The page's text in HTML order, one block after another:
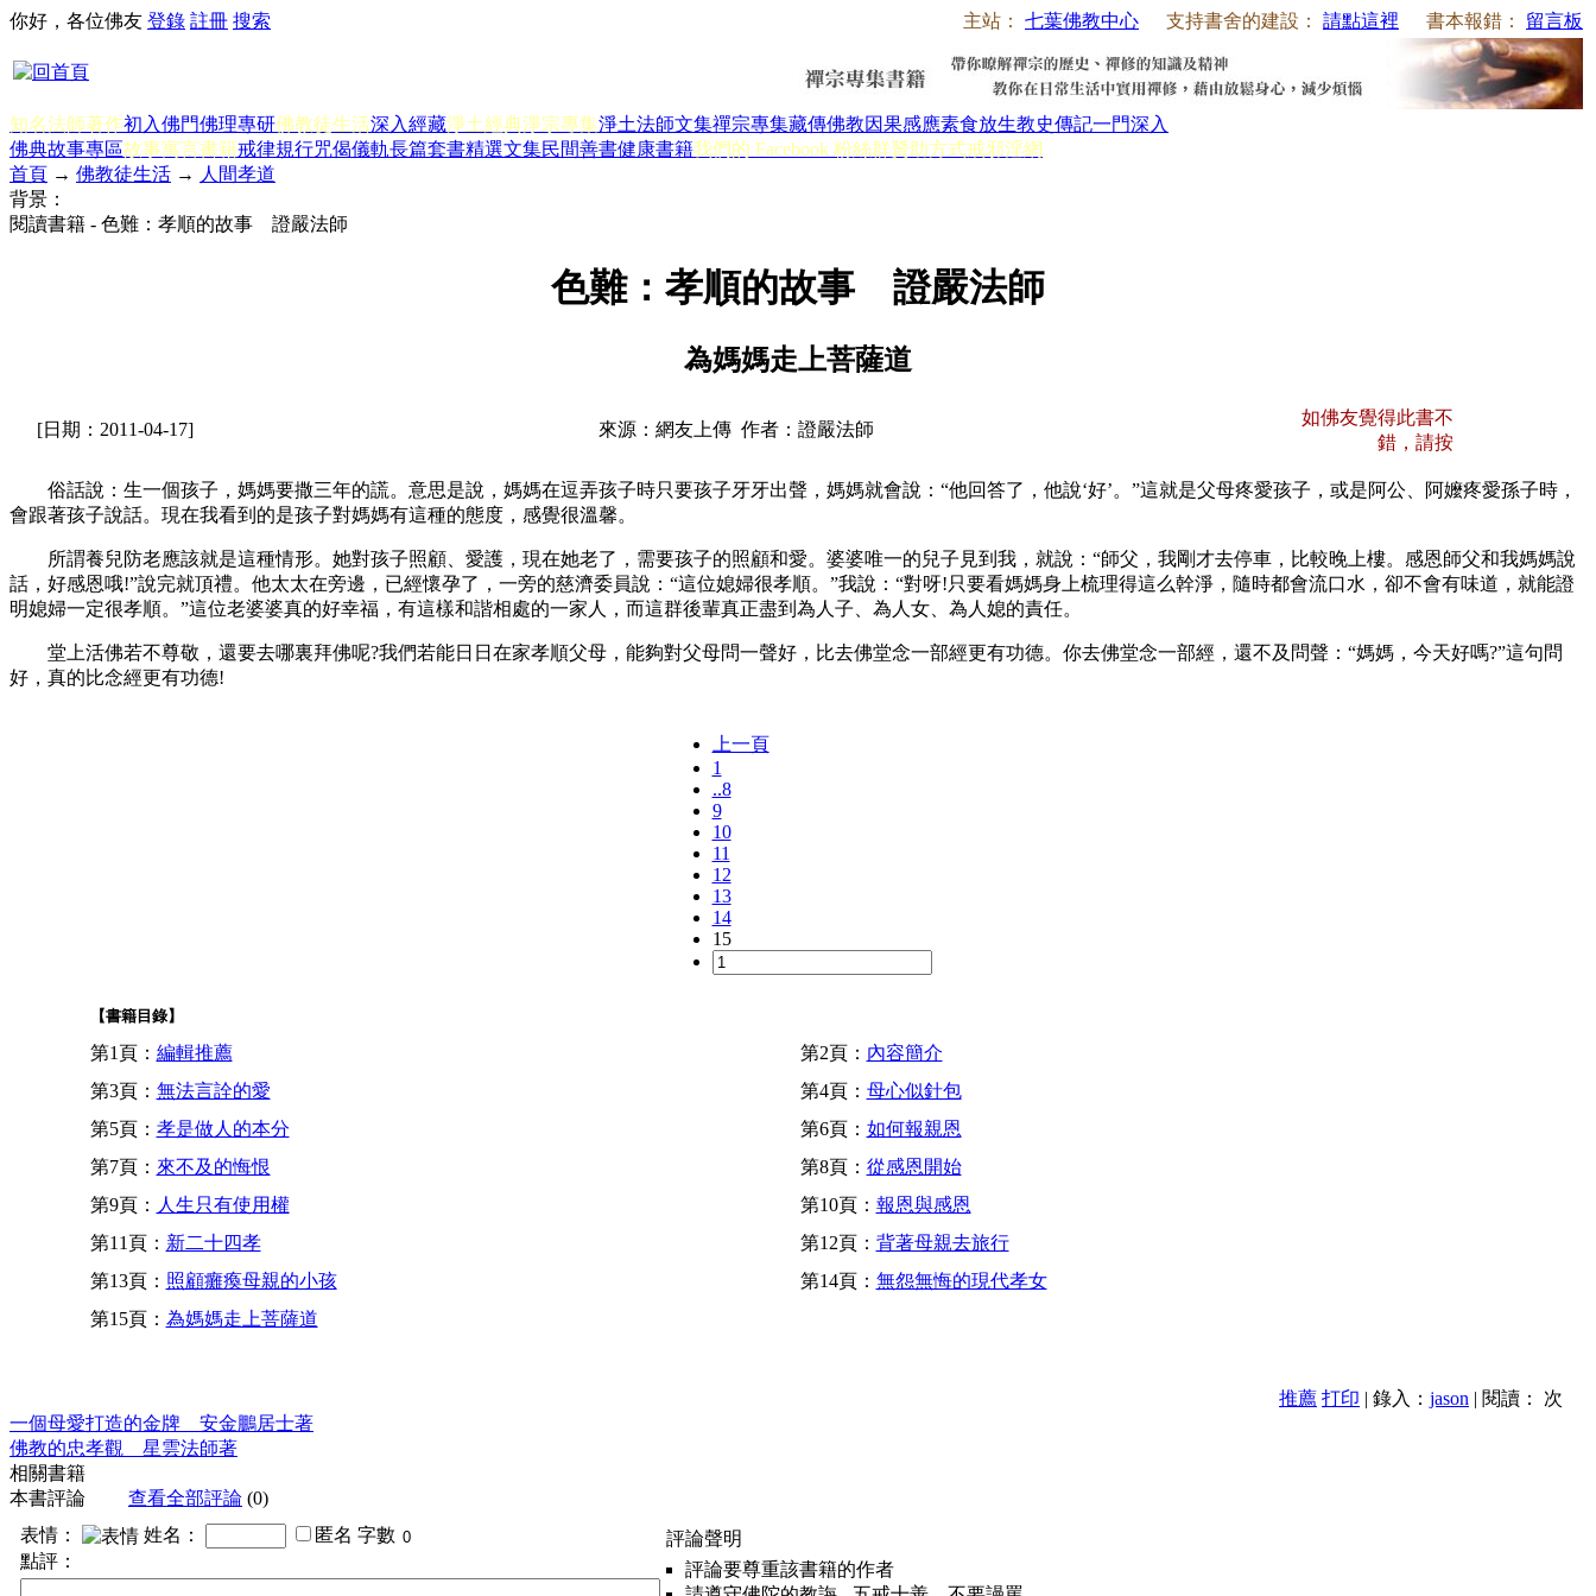
主站： 七葉佛教中心 支持書舍的建設： 請點這裡 書本報錯： 留言板
你好，各位佛友 登錄 註冊 搜索
知名法師著作初入佛門佛理專研佛教徒生活深入經藏淨土經典淨宗專集淨土法師文集禪宗專集藏傳佛教因果感應素食放生教史傳記一門深入
佛典故事專區故事寓言書籍戒律規行咒偈儀軌長篇套書精選文集民間善書健康書籍我們的 Facebook 粉絲群贊助方式戒邪淫網
首頁 → 佛教徒生活 → 人間孝道
背景：
閱讀書籍 - 色難：孝順的故事 證嚴法師
色難：孝順的故事 證嚴法師
為媽媽走上菩薩道
[日期：2011-04-17] 來源：網友上傳 作者：證嚴法師
如佛友覺得此書不
錯，請按
俗話說：生一個孩子，媽媽要撒三年的謊。意思是說，媽媽在逗弄孩子時只要孩子牙牙出聲，媽媽就會說：“他回答了，他說‘好’。”這就是父母疼愛孩子，或是阿公、阿嬤疼愛孫子時，
會跟著孩子說話。現在我看到的是孩子對媽媽有這種的態度，感覺很溫馨。
所謂養兒防老應該就是這種情形。她對孩子照顧、愛護，現在她老了，需要孩子的照顧和愛。婆婆唯一的兒子見到我，就說：“師父，我剛才去停車，比較晚上樓。感恩師父和我媽媽說
話，好感恩哦!”說完就頂禮。他太太在旁邊，已經懷孕了，一旁的慈濟委員說：“這位媳婦很孝順。”我說：“對呀!只要看媽媽身上梳理得這么幹淨，隨時都會流口水，卻不會有味道，就能證
明媳婦一定很孝順。”這位老婆婆真的好幸福，有這樣和諧相處的一家人，而這群後輩真正盡到為人子、為人女、為人媳的責任。
堂上活佛若不尊敬，還要去哪裏拜佛呢?我們若能日日在家孝順父母，能夠對父母問一聲好，比去佛堂念一部經更有功德。你去佛堂念一部經，還不及問聲：“媽媽，今天好嗎?”這句問
好，真的比念經更有功德!
上一頁
1
..8
9
10
11
12
13
14
15
【書籍目錄】
第1頁： 編輯推薦 第2頁： 內容簡介
第3頁： 無法言詮的愛 第4頁： 母心似針包
第5頁： 孝是做人的本分 第6頁： 如何報親恩
第7頁： 來不及的悔恨 第8頁： 從感恩開始
第9頁： 人生只有使用權 第10頁： 報恩與感恩
第11頁： 新二十四孝 第12頁： 背著母親去旅行
第13頁： 照顧癱瘓母親的小孩 第14頁： 無怨無悔的現代孝女
第15頁： 為媽媽走上菩薩道
推薦 打印 | 錄入： jason | 閱讀：
次
一個母愛打造的金牌 安金鵬居士著
佛教的忠孝觀 星雲法師著
相關書籍
本書評論
查看全部評論 (0)
表情：
姓名： 匿名 字數
點評：
評論聲明
評論要尊重該書籍的作者